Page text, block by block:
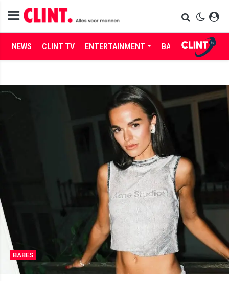
NEWS CLINT TV ENTERTAINMENT BABES LIFE
BABES